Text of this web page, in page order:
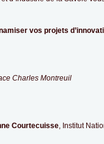
vos projets
Charles Montreuil
Courtecuisse, Institut